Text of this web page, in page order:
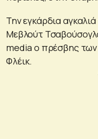
Την εγκάρδια
Μεβλούτ
media ο πρέσβης
Φλέικ.